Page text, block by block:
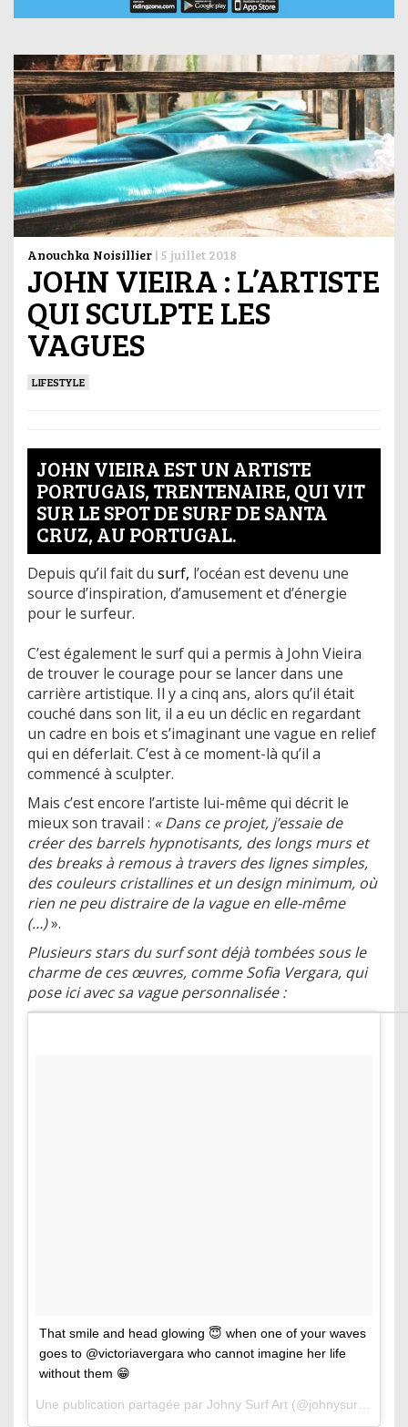
Anouchka Noisillier | 5 juillet 2018
JOHN VIEIRA : L’ARTISTE
QUI SCULPTE LES
VAGUES
LIFESTYLE
JOHN VIEIRA EST UN ARTISTE
PORTUGAIS, TRENTENAIRE, QUI VIT
SUR LE SPOT DE SURF DE SANTA
CRUZ, AU PORTUGAL.
Depuis qu’il fait du surf, l’océan est devenu une
source d’inspiration, d’amusement et d’énergie
pour le surfeur.
C’est également le surf qui a permis à John Vieira
de trouver le courage pour se lancer dans une
carrière artistique. Il y a cinq ans, alors qu’il était
couché dans son lit, il a eu un déclic en regardant
un cadre en bois et s’imaginant une vague en relief
qui en déferlait. C’est à ce moment-là qu’il a
commencé à sculpter.
Mais c’est encore l’artiste lui-même qui décrit le
mieux son travail : « Dans ce projet, j’essaie de
créer des barrels hypnotisants, des longs murs et
des breaks à remous à travers des lignes simples,
des couleurs cristallines et un design minimum, où
rien ne peu distraire de la vague en elle-même
(…)».
Plusieurs stars du surf sont déjà tombées sous le
charme de ces œuvres, comme Sofia Vergara, qui
pose ici avec sa vague personnalisée :
That smile and head glowing 😇 when one of your waves
goes to @victoriavergara who cannot imagine her life
without them 😁
Une publication partagée par Johny Surf Art (@johnysurfart) le